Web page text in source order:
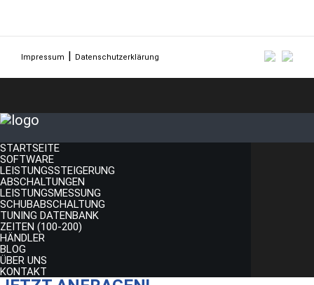
Impressum Datenschutzerklärung
STARTSEITE
SOFTWARE
LEISTUNGSSTEIGERUNG
ABSCHALTUNGEN
LEISTUNGSMESSUNG
SCHUBABSCHALTUNG
TUNING DATENBANK
ZEITEN (100-200)
HÄNDLER
BLOG
ÜBER UNS
KONTAKT